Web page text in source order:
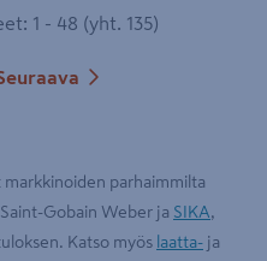
1 - 48 (yht. 135)
parhaimmilta
, Saint-Gobain Weber ja SIKA
Katso myös laatta- ja